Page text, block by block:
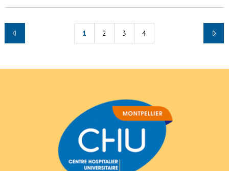
1 2 3 4